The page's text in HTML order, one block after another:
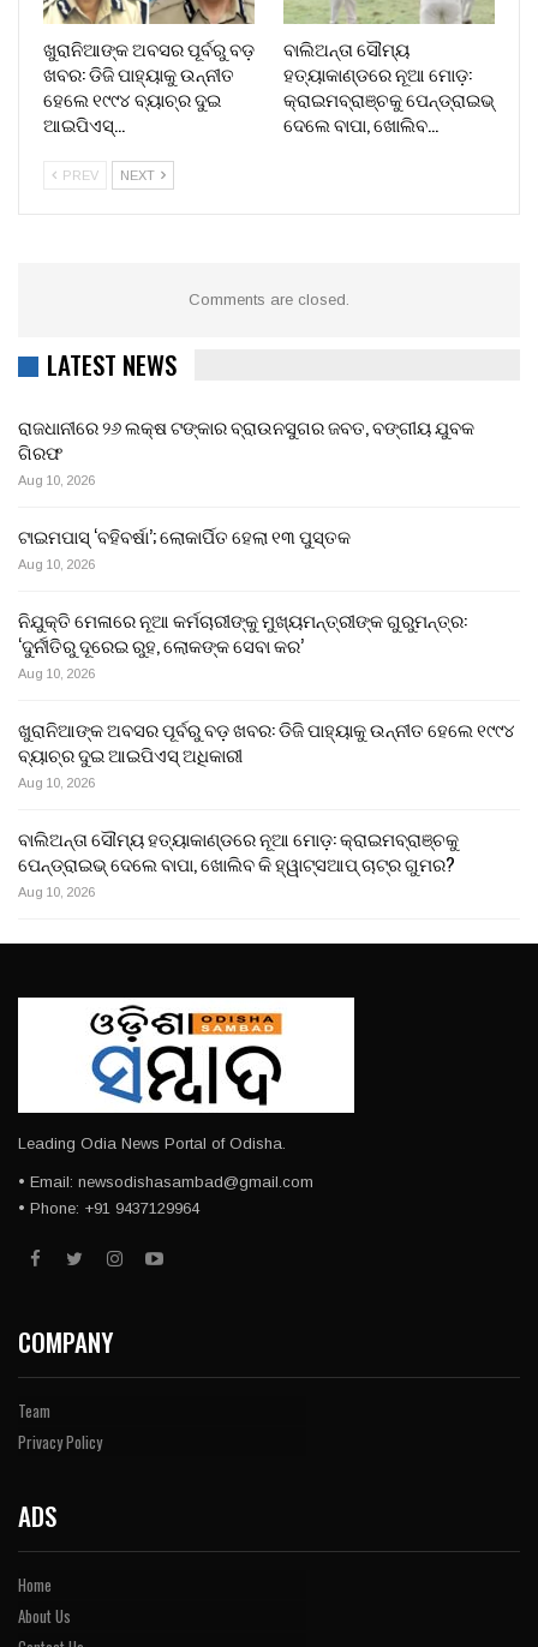
ଖୁରାନିଆଙ୍କ ଅବସର ପୂର୍ବରୁ ବଡ଼
ଖବର: ଡିଜି ପାହ୍ୟାକୁ ଉନ୍ନୀତ
ହେଲେ ୧୯୯୪ ବ୍ୟାଚ୍‌ର ଦୁଇ
ଆଇପିଏସ୍…
ବାଲିଅନ୍ତା ସୌମ୍ୟ
ହତ୍ୟାକାଣ୍ଡରେ ନୂଆ ମୋଡ଼:
କ୍ରାଇମବ୍ରାଞ୍ଚକୁ ପେନ୍‌ଡ୍ରାଇଭ୍
ଦେଲେ ବାପା, ଖୋଲିବ…
PREV NEXT
Comments are closed.
LATEST NEWS
ରାଜଧାନୀରେ ୨୬ ଲକ୍ଷ ଟଙ୍କାର ବ୍ରାଉନସୁଗର ଜବତ, ବଙ୍ଗୀୟ ଯୁବକ
ଗିରଫ
Aug 10, 2026
ଟାଇମପାସ୍ ‘ବହିବର୍ଷା’; ଲୋକାର୍ପିତ ହେଲା ୧୩ ପୁସ୍ତକ
Aug 10, 2026
ନିଯୁକ୍ତି ମେଳାରେ ନୂଆ କର୍ମଚାରୀଙ୍କୁ ମୁଖ୍ୟମନ୍ତ୍ରୀଙ୍କ ଗୁରୁମନ୍ତ୍ର:
‘ଦୁର୍ନୀତିରୁ ଦୂରେଇ ରୁହ, ଲୋକଙ୍କ ସେବା କର’
Aug 10, 2026
ଖୁରାନିଆଙ୍କ ଅବସର ପୂର୍ବରୁ ବଡ଼ ଖବର: ଡିଜି ପାହ୍ୟାକୁ ଉନ୍ନୀତ ହେଲେ ୧୯୯୪
ବ୍ୟାଚ୍‌ର ଦୁଇ ଆଇପିଏସ୍ ଅଧିକାରୀ
Aug 10, 2026
ବାଲିଅନ୍ତା ସୌମ୍ୟ ହତ୍ୟାକାଣ୍ଡରେ ନୂଆ ମୋଡ଼: କ୍ରାଇମବ୍ରାଞ୍ଚକୁ
ପେନ୍‌ଡ୍ରାଇଭ୍ ଦେଲେ ବାପା, ଖୋଲିବ କି ହ୍ୱାଟ୍ସଆପ୍ ଚାଟ୍‌ର ଗୁମର?
Aug 10, 2026
Leading Odia News Portal of Odisha.
• Email: newsodishasambad@gmail.com
• Phone: +91 9437129964
COMPANY
Team
Privacy Policy
ADS
Home
About Us